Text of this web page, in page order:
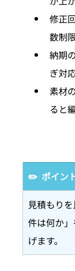
修正
数制
納期
ぎ対
素材
ると
✏️  ポイン
見積もり
件は何か
げます。